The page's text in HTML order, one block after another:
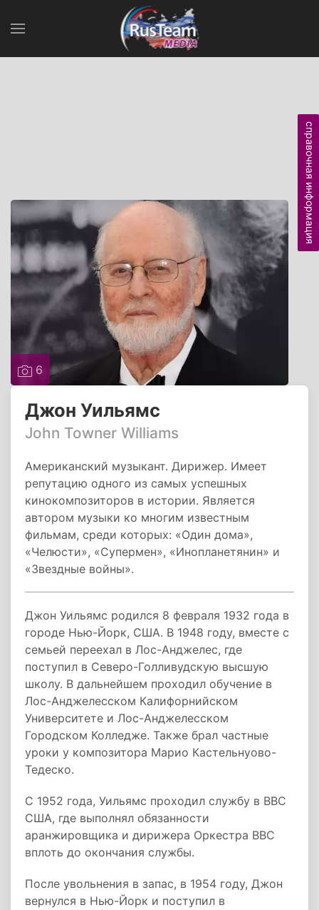
6
Джон Уильямс
John Towner Williams
Американский музыкант. Дирижер. Имеет
репутацию одного из самых успешных
кинокомпозиторов в истории. Является
автором музыки ко многим известным
фильмам, среди которых: «Один дома»,
«Челюсти», «Супермен», «Инопланетянин» и
«Звездные войны».
Джон Уильямс родился 8 февраля 1932 года в
городе Нью-Йорк, США. В 1948 году, вместе с
семьей переехал в Лос-Анджелес, где
поступил в Северо-Голливудскую высшую
школу. В дальнейшем проходил обучение в
Лос-Анджелесском Калифорнийском
Университете и Лос-Анджелесском
Городском Колледже. Также брал частные
уроки у композитора Марио Кастельнуово-
Тедеско.
С 1952 года, Уильямс проходил службу в ВВС
США, где выполнял обязанности
аранжировщика и дирижера Оркестра ВВС
вплоть до окончания службы.
После увольнения в запас, в 1954 году, Джон
вернулся в Нью-Йорк и поступил в
справочная информация